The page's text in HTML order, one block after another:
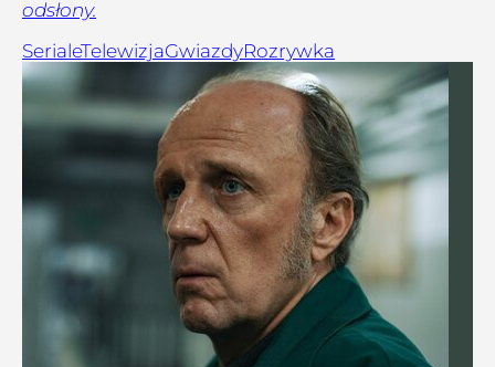
odsłony.
SerialeTelewizjaGwiazdyRozrywka